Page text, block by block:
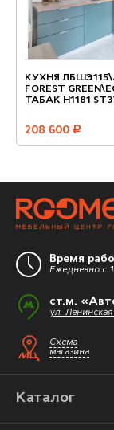
КУХНЯ
FOREST
ТАБАК H1181
208 600 руб.
Время
Ежедневно с
ст.м.
ул.
Схема
магазина
Каталог